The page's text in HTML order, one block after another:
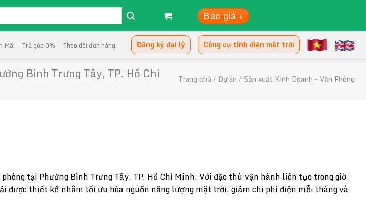
Báo giá +
Mãi Trả góp 0% Theo dõi đơn hàng Đăng ký đại lý Công cụ tính điện mặt trời
Bình Trưng Tây, TP. Hồ Chí Trang chủ / Dự án / Sản xuất Kinh Doanh - Văn Phòng
tại Phường Bình Trưng Tây, TP. Hồ Chí Minh. Với đặc thù vận hành liên tục trong giờ
được thiết kế nhằm tối ưu hóa nguồn năng lượng mặt trời, giảm chi phí điện mỗi tháng và